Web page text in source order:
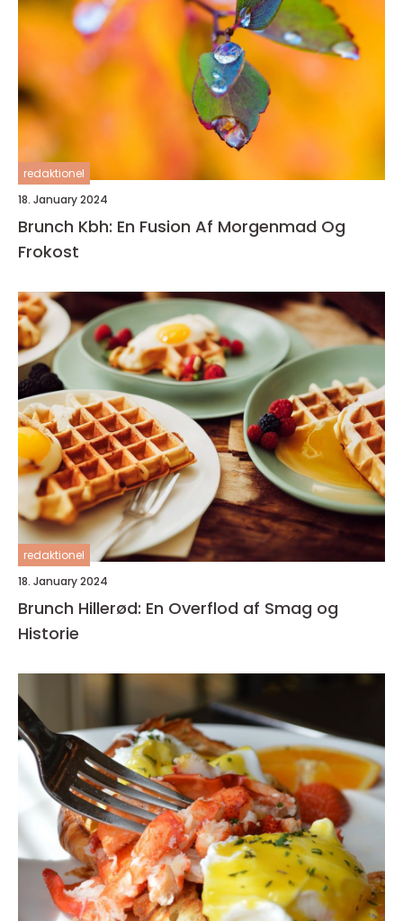
redaktionel
18. January 2024
Brunch Kbh: En Fusion Af Morgenmad Og
Frokost
redaktionel
18. January 2024
Brunch Hillerød: En Overflod af Smag og
Historie